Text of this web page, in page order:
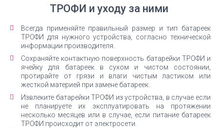
ТРОФИ и уходу за ними
Всегда применяйте правильный размер и тип батареек
ТРОФИ для нужного устройства, согласно технической
информации производителя.
Сохраняйте контактную поверхность батарейки ТРОФИ и
ячейку для батареек в сухом и чистом состоянии,
протирайте от грязи и влаги чистым ластиком или
жесткой материей при замене батареек.
Извлеките батарейки ТРОФИ из устройства, в случае если
не планируете их эксплуатировать на протяжении
несколько месяцев или в случае, если питание батареек
ТРОФИ происходит от электросети.